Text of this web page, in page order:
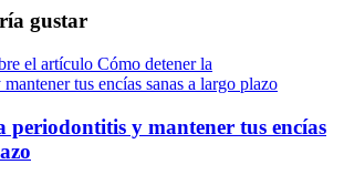
gustar
periodontitis y mantener tus encías